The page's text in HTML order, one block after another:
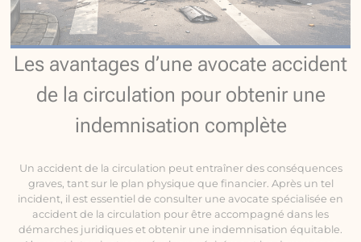
Les avantages d’une avocate accident
de la circulation pour obtenir une
indemnisation complète
Un accident de la circulation peut entraîner des conséquences
graves, tant sur le plan physique que financier. Après un tel
incident, il est essentiel de consulter une avocate spécialisée en
accident de la circulation pour être accompagné dans les
démarches juridiques et obtenir une indemnisation équitable.